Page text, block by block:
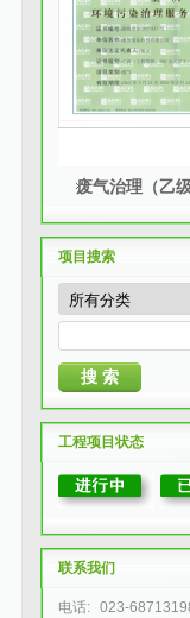
废气治理（乙
项目搜索
工程项目状态
联系我们
电话: 023-